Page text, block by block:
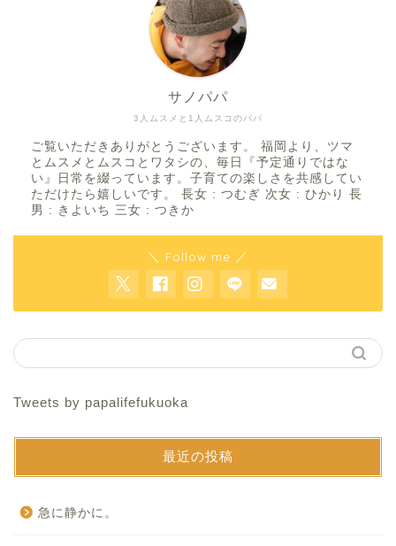
3人ムスメと1人ムスコのパパ
サノパパ
ご覧いただきありがとうございます。 福岡より、ツマ
とムスメとムスコとワタシの、毎日『予定通りではな
い』日常を綴っています。子育ての楽しさを共感してい
ただけたら嬉しいです。 長女 : つむぎ 次女 : ひかり 長
男 : きよいち 三女 : つきか
＼ Follow me ／
Tweets by papalifefukuoka
最近の投稿
急に静かに。